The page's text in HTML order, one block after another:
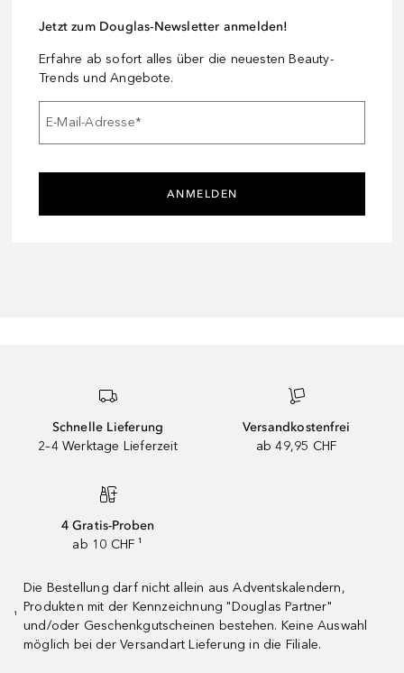
Jetzt zum Douglas-Newsletter anmelden!
Erfahre ab sofort alles über die neuesten Beauty-
Trends und Angebote.
E-Mail-Adresse*
ANMELDEN
Schnelle Lieferung
2–4 Werktage Lieferzeit
Versandkostenfrei
ab 49,95 CHF
4 Gratis-Proben
ab 10 CHF ¹
¹
Die Bestellung darf nicht allein aus Adventskalendern,
Produkten mit der Kennzeichnung "Douglas Partner"
und/oder Geschenkgutscheinen bestehen. Keine Auswahl
möglich bei der Versandart Lieferung in die Filiale.